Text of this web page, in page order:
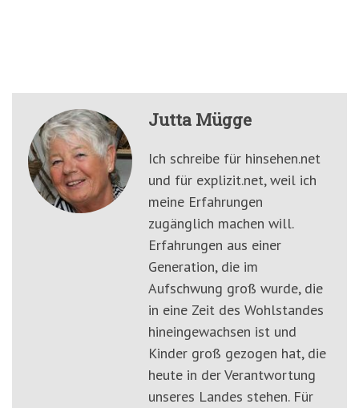
Jutta Mügge
Ich schreibe für hinsehen.net
und für explizit.net, weil ich
meine Erfahrungen
zugänglich machen will.
Erfahrungen aus einer
Generation, die im
Aufschwung groß wurde, die
in eine Zeit des Wohlstandes
hineingewachsen ist und
Kinder groß gezogen hat, die
heute in der Verantwortung
unseres Landes stehen. Für